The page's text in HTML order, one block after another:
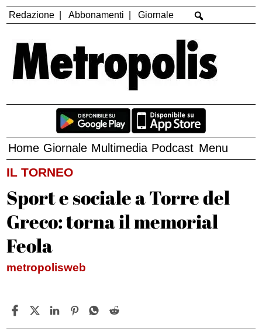
Redazione Abbonamenti Giornale
Home Giornale Multimedia Podcast Menu
IL TORNEO
Sport e sociale a Torre del
Greco: torna il memorial
Feola
metropolisweb